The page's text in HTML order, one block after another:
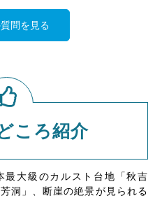
問を見る
ころ紹介
最大級のカルスト台地「秋吉
洞」、断崖の絶景が見られる